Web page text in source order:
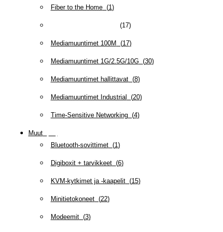
Fiber to the Home(1)
(17)
Mediamuuntimet 100M (17)
Mediamuuntimet 1G/2.5G/10G(30)
Mediamuuntimet hallittavat(8)
Mediamuuntimet Industrial (20)
Time-Sensitive Networking(4)
Muut(
Bluetooth-sovittimet(1)
Digiboxit + tarvikkeet(6)
KVM-kytkimet ja -kaapelit(15)
Minitietokoneet(22)
Modeemit(3)